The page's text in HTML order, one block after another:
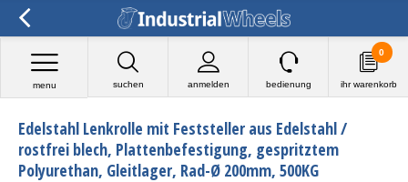
suchen anmelden
menu bedienung ihr warenkorb
0
Edelstahl Lenkrolle mit Feststeller aus Edelstahl /
rostfrei blech, Plattenbefestigung, gespritztem
Polyurethan, Gleitlager, Rad-Ø 200mm, 500KG